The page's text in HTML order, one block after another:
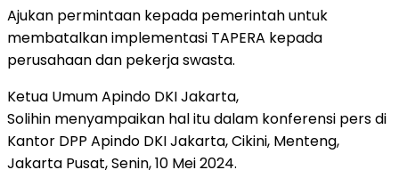
Ajukan permintaan kepada pemerintah untuk
membatalkan implementasi TAPERA kepada
perusahaan dan pekerja swasta.
Ketua Umum Apindo DKI Jakarta,
Solihin menyampaikan hal itu dalam konferensi pers di
Kantor DPP Apindo DKI Jakarta, Cikini, Menteng,
Jakarta Pusat, Senin, 10 Mei 2024.